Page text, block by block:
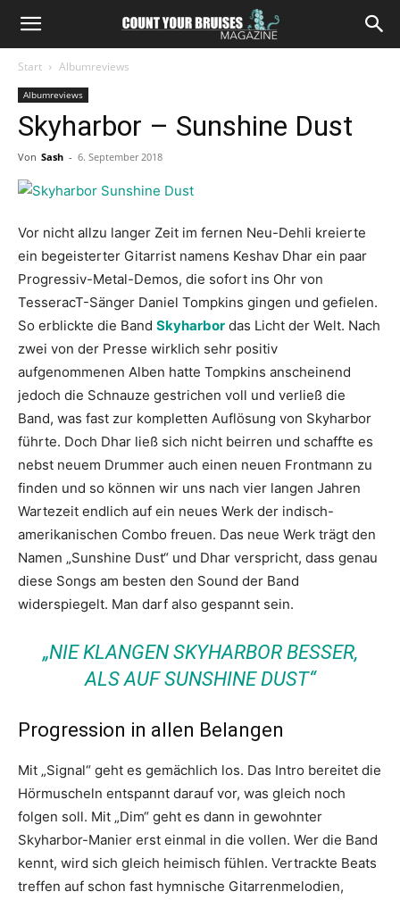
Start Albumreviews
Albumreviews
Skyharbor – Sunshine Dust
Von Sash - 6. September 2018
Vor nicht allzu langer Zeit im fernen Neu-Dehli kreierte
ein begeisterter Gitarrist namens Keshav Dhar ein paar
Progressiv-Metal-Demos, die sofort ins Ohr von
TesseracT-Sänger Daniel Tompkins gingen und gefielen.
So erblickte die Band Skyharbor das Licht der Welt. Nach
zwei von der Presse wirklich sehr positiv
aufgenommenen Alben hatte Tompkins anscheinend
jedoch die Schnauze gestrichen voll und verließ die
Band, was fast zur kompletten Auflösung von Skyharbor
führte. Doch Dhar ließ sich nicht beirren und schaffte es
nebst neuem Drummer auch einen neuen Frontmann zu
finden und so können wir uns nach vier langen Jahren
Wartezeit endlich auf ein neues Werk der indisch-
amerikanischen Combo freuen. Das neue Werk trägt den
Namen „Sunshine Dust“ und Dhar verspricht, dass genau
diese Songs am besten den Sound der Band
widerspiegelt. Man darf also gespannt sein.
„NIE KLANGEN SKYHARBOR BESSER,
ALS AUF SUNSHINE DUST“
Progression in allen Belangen
Mit „Signal“ geht es gemächlich los. Das Intro bereitet die
Hörmuscheln entspannt darauf vor, was gleich noch
folgen soll. Mit „Dim“ geht es dann in gewohnter
Skyharbor-Manier erst einmal in die vollen. Wer die Band
kennt, wird sich gleich heimisch fühlen. Vertrackte Beats
treffen auf schon fast hymnische Gitarrenmelodien,